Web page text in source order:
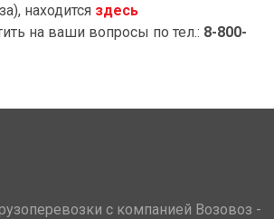
находится здесь
на ваши вопросы по тел.: 8-800-
с компанией Возовоз -